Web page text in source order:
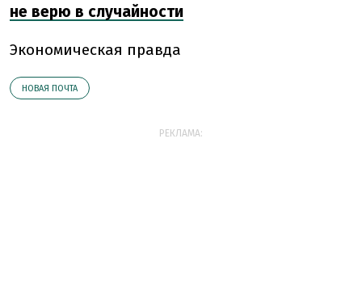
не верю в случайности
Экономическая правда
НОВАЯ ПОЧТА
РЕКЛАМА: